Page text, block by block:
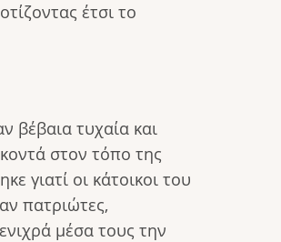
έτσι το
βέβαια τυχαία και
στον τόπο της
γιατί οι κάτοικοι του
πατριώτες,
μέσα τους την